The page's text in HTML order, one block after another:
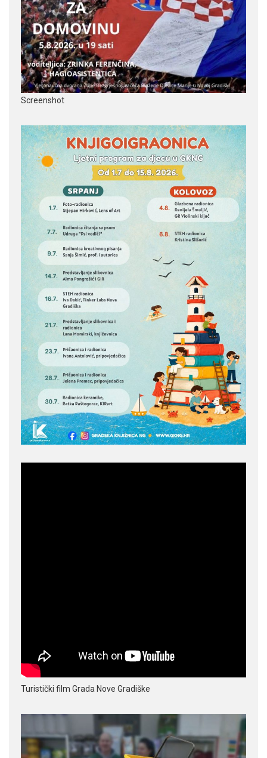
Screenshot
Turistički film Grada Nove Gradiške